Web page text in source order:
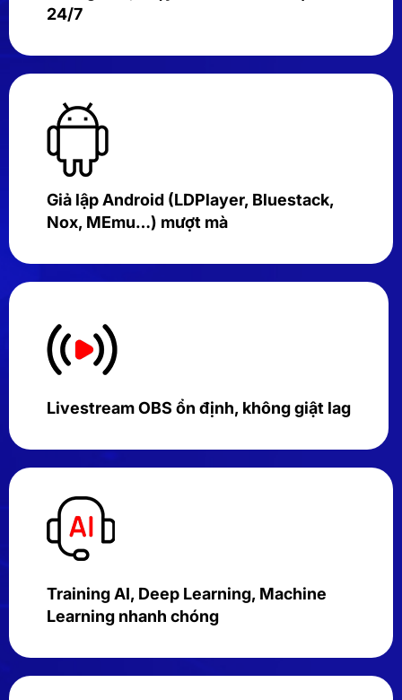
24/7
Giả lập Android (LDPlayer, Bluestack,
Nox, MEmu…) mượt mà
Livestream OBS ổn định, không giật lag
Training AI, Deep Learning, Machine
Learning nhanh chóng